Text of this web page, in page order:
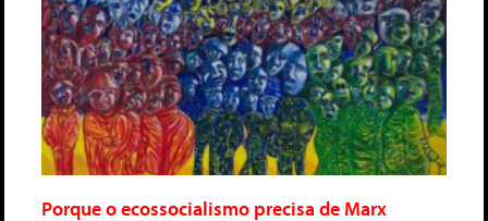
Porque o ecossocialismo precisa de Marx